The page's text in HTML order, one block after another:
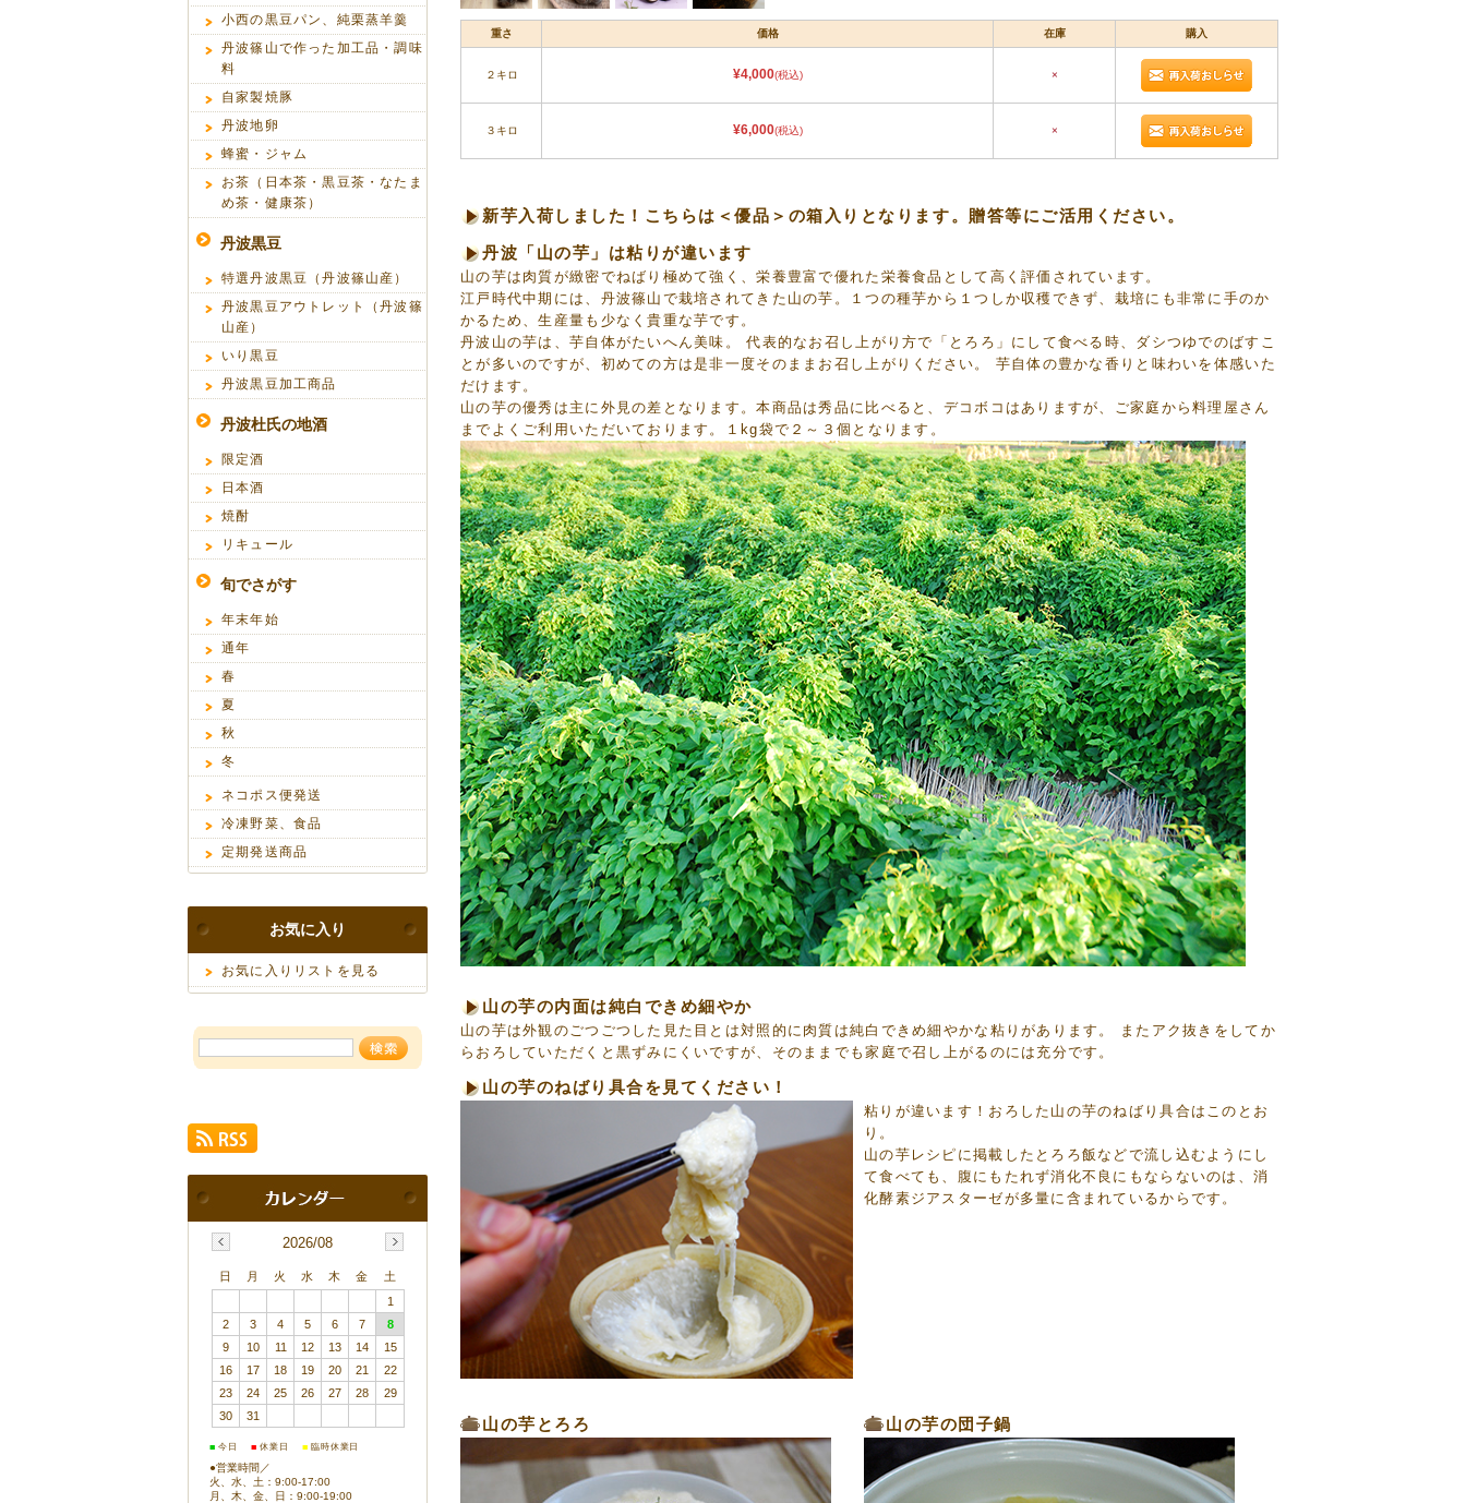
重さ 価格 在庫 購入
２キロ ¥4,000(税込) ×
３キロ ¥6,000(税込) ×
新芋入荷しました！こちらは＜優品＞の箱入りとなります。贈答等にご活用ください。
丹波「山の芋」は粘りが違います
山の芋は肉質が緻密でねばり極めて強く、栄養豊富で優れた栄養食品として高く評価されています。
江戸時代中期には、丹波篠山で栽培されてきた山の芋。１つの種芋から１つしか収穫できず、栽培にも非常に手のか
かるため、生産量も少なく貴重な芋です。
丹波山の芋は、芋自体がたいへん美味。 代表的なお召し上がり方で「とろろ」にして食べる時、ダシつゆでのばすこ
とが多いのですが、初めての方は是非一度そのままお召し上がりください。 芋自体の豊かな香りと味わいを体感いた
だけます。
山の芋の優秀は主に外見の差となります。本商品は秀品に比べると、デコボコはありますが、ご家庭から料理屋さん
までよくご利用いただいております。１kg袋で２～３個となります。
山の芋の内面は純白できめ細やか
山の芋は外観のごつごつした見た目とは対照的に肉質は純白できめ細やかな粘りがあります。 またアク抜きをしてか
らおろしていただくと黒ずみにくいですが、そのままでも家庭で召し上がるのには充分です。
山の芋のねばり具合を見てください！
粘りが違います！おろした山の芋のねばり具合はこのとお
り。
山の芋レシピに掲載したとろろ飯などで流し込むようにし
て食べても、腹にもたれず消化不良にもならないのは、消
化酵素ジアスターゼが多量に含まれているからです。
山の芋とろろ 山の芋の団子鍋
小西の黒豆パン、純栗蒸羊羹
丹波篠山で作った加工品・調味
料
自家製焼豚
丹波地卵
蜂蜜・ジャム
お茶（日本茶・黒豆茶・なたま
め茶・健康茶）
丹波黒豆
特選丹波黒豆（丹波篠山産）
丹波黒豆アウトレット（丹波篠
山産）
いり黒豆
丹波黒豆加工商品
丹波杜氏の地酒
限定酒
日本酒
焼酎
リキュール
旬でさがす
年末年始
通年
春
夏
秋
冬
ネコポス便発送
冷凍野菜、食品
定期発送商品
お気に入り
お気に入りリストを見る
2026/08
日 月 火 水 木 金
土
1
2
3 4 5 6 7
8
9
10 11 12 13 14
15
16
17 18 19 20 21
22
23
24 25 26 27 28
29
30
31
■ 今日 ■ 休業日 ■ 臨時休業日
●営業時間／
火、水、土：9:00-17:00
月、木、金、日：9:00-19:00